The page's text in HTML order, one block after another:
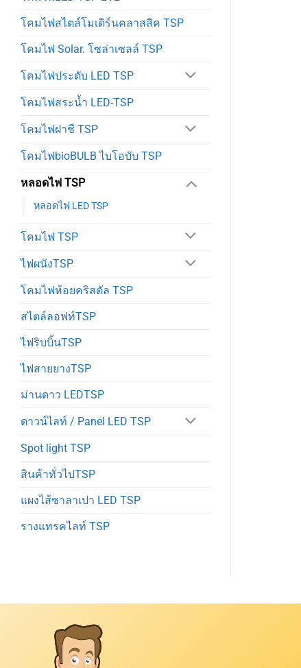
โคมไฟสไตล์โมเดิร์นคลาสสิค TSP
โคมไฟ Solar. โซล่าเซลล์ TSP
โคมไฟประดับ LED TSP
โคมไฟสระน้ำ LED-TSP
โคมไฟฝาชี TSP
โคมไฟbioBULB ไบโอบับ TSP
หลอดไฟ TSP
หลอดไฟ LED TSP
โคมไฟ TSP
ไฟผนังTSP
โคมไฟห้อยคริสตัล TSP
สไตล์ลอฟท์TSP
ไฟริบบิ้นTSP
ไฟสายยางTSP
ม่านดาว LEDTSP
ดาวน์ไลท์ / Panel LED TSP
Spot light TSP
สินค้าทั่วไปTSP
แผงไส้ซาลาเปา LED TSP
รางแทรคไลท์ TSP